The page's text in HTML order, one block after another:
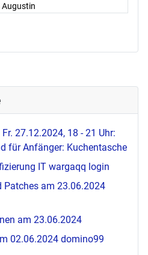
Augustin
27.12.2024, 18 - 21 Uhr:
für Anfänger: Kuchentasche
IT wargaqq login
Patches am 23.06.2024
am 23.06.2024
02.06.2024 domino99